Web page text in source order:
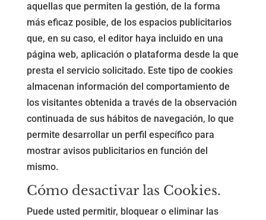
aquellas que permiten la gestión, de la forma
más eficaz posible, de los espacios publicitarios
que, en su caso, el editor haya incluido en una
página web, aplicación o plataforma desde la que
presta el servicio solicitado. Este tipo de cookies
almacenan información del comportamiento de
los visitantes obtenida a través de la observación
continuada de sus hábitos de navegación, lo que
permite desarrollar un perfil específico para
mostrar avisos publicitarios en función del
mismo.
Cómo desactivar las Cookies.
Puede usted permitir, bloquear o eliminar las